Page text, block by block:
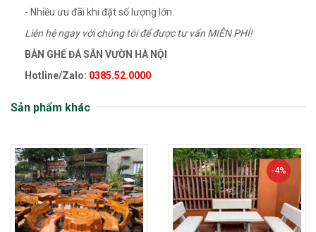
- Nhiều ưu đãi khi đặt số lượng lớn.
Liên hệ ngay với chúng tôi để được tư vấn MIỄN PHÍ!
BÀN GHẾ ĐÁ SÂN VƯỜN HÀ NỘI
Hotline/Zalo: 0385.52.0000
Sản phẩm khác
-4%